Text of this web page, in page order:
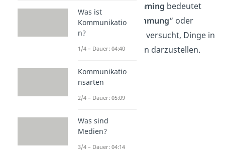
Gut zu wissen:
Reframing bedeutet
auf Deutsch „Neurahmung“ oder
„
Umdeutung
“, da es versucht, Dinge in
einem neuen Rahmen darzustellen.
Was ist
Kommunikatio
n?
1/4 – Dauer: 04:40
Kommunikatio
nsarten
2/4 – Dauer: 05:09
Was sind
Medien?
3/4 – Dauer: 04:14